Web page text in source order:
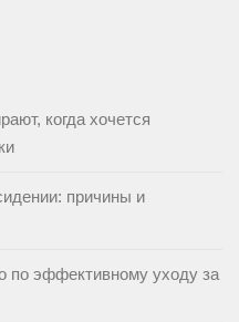
когда хочется
причины и
по эффективному уходу за